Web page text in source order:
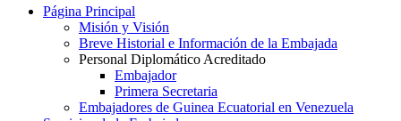
Página Principal
Misión y Visión
Breve Historial e Información de la Embajada
Personal Diplomático Acreditado
Embajador
Primera Secretaria
Embajadores de Guinea Ecuatorial en Venezuela